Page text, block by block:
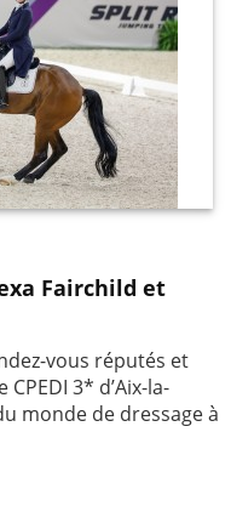
Fairchild et
vous réputés et
3* d’Aix-la-
monde de dressage à